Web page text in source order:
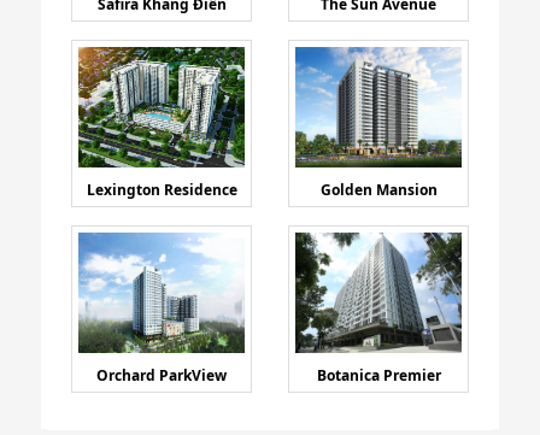
Safira Khang Điền The Sun Avenue
Lexington Residence Golden Mansion
Orchard ParkView Botanica Premier